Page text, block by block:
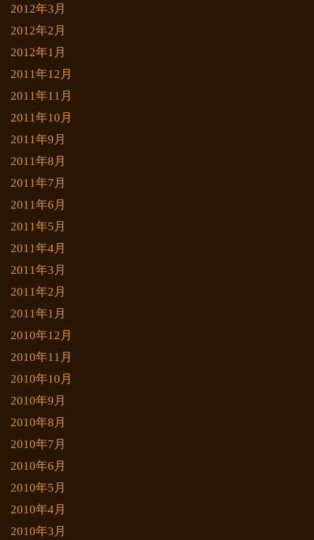
2012年3月
2012年2月
2012年1月
2011年12月
2011年11月
2011年10月
2011年9月
2011年8月
2011年7月
2011年6月
2011年5月
2011年4月
2011年3月
2011年2月
2011年1月
2010年12月
2010年11月
2010年10月
2010年9月
2010年8月
2010年7月
2010年6月
2010年5月
2010年4月
2010年3月